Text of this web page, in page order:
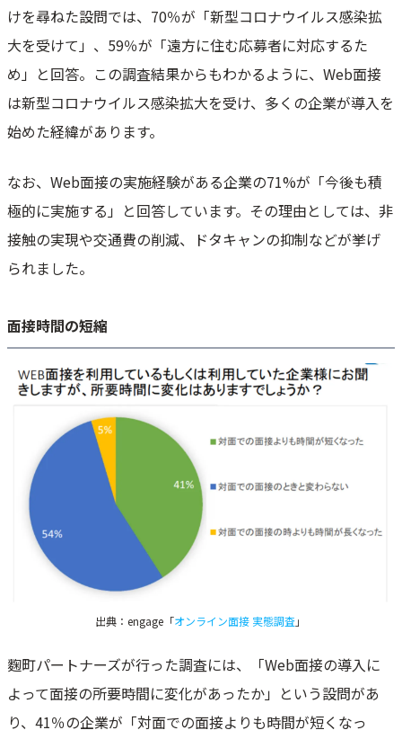
けを尋ねた設問では、70％が「新型コロナウイルス感染拡
大を受けて」、59％が「遠方に住む応募者に対応するた
め」と回答。この調査結果からもわかるように、Web面接
は新型コロナウイルス感染拡大を受け、多くの企業が導入を
始めた経緯があります。
なお、Web面接の実施経験がある企業の71%が「今後も積
極的に実施する」と回答しています。その理由としては、非
接触の実現や交通費の削減、ドタキャンの抑制などが挙げ
られました。
面接時間の短縮
出典：engage「オンライン面接 実態調査」
麴町パートナーズが行った調査には、「Web面接の導入に
よって面接の所要時間に変化があったか」という設問があ
り、41％の企業が「対面での面接よりも時間が短くなっ